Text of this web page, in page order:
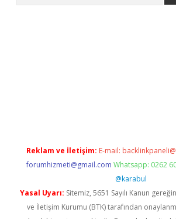
Reklam ve İletişim: E-mail:
forumhizmeti@gmail.com Whatsapp: 0262
@karabul
Yasal Uyarı: Sitemiz, 5651 Sayılı Kanun
ve İletişim Kurumu (BTK) tarafından